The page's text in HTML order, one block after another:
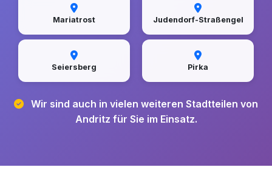
Mariatrost Judendorf-Straßengel
Seiersberg Pirka
Wir sind auch in vielen weiteren Stadtteilen von
Andritz für Sie im Einsatz.